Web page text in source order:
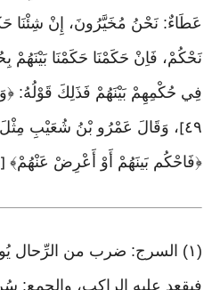
عَطَاءٌ: نَحْنُ مُخَيَّرُونَ، إِنْ شِئْنَا
فِي حُكْمِهِمْ بَيْنَهُمْ فَذَلِكَ قَوْلُهُ:
٤٩] ، وَقَالَ عَمْرُو بْنُ شُعَيْبِ مِثْلَ
﴿فَاحْكُم بَينَهُمْ أَوْ أَعْرِضْ عَنْهُمْ﴾ [
(١) السرج: ضرب من الرِّحال
فيقعد عليه الراكب، والجمع: